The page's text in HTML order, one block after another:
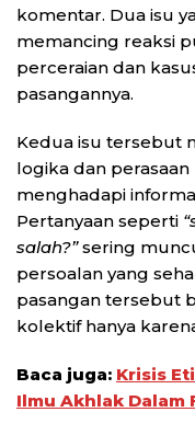
komentar. Dua isu
memancing reaksi
perceraian dan
pasangannya.
Kedua isu tersebut
logika dan
menghadapi
Pertanyaan seperti
salah?”sering
persoalan yang
pasangan tersebut
kolektif hanya
Baca juga: Krisis
Ilmu Akhlak Dalam